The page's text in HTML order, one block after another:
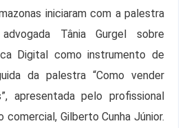
iniciaram com a palestra
Tânia Gurgel sobre
Digital como instrumento de
da palestra “Como vender
apresentada pelo profissional
Gilberto Cunha Júnior.